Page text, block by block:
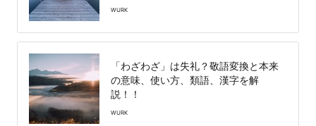
WURK
「わざわざ」は失礼？敬語変換と本来
の意味、使い方、類語、漢字を解
説！！
WURK